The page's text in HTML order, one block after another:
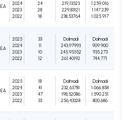
EA
2024
2023
2022
24
28
18
219,13523
229,83121
238,53764
1.259.016
1.147.239
1.025.917
EA
2025
2024
2023
2022
33
11
10
12
Dolmadı
243,97993
245,95552
261,40192
Dolmadı
909.900
935.273
744.771
EA
2025
2024
2023
2022
18
41
47
33
Dolmadı
232,63781
198,52086
256,43328
Dolmadı
1.066.858
1.590.251
800.686